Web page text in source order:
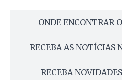
ONDE ENCONTRAR
RECEBA AS NOTÍCIAS
RECEBA